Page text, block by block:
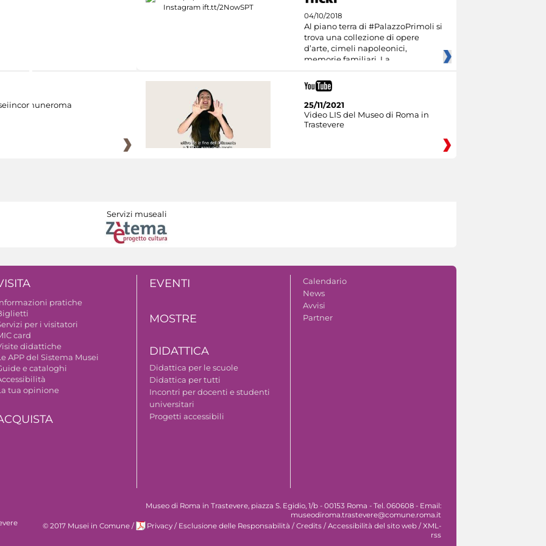
04/10/2018
Al piano terra di #PalazzoPrimoli si
trova una collezione di opere
d’arte, cimeli napoleonici,
memorie familiari. La
25/11/2021
Video LIS del Museo di Roma in
Trastevere
Servizi museali
pratiche
per i visitatori
card
didattiche
APP del Sistema Musei
e cataloghi
tua opinione
EVENTI
MOSTRE
DIDATTICA
Didattica per le scuole
Didattica per tutti
Incontri per docenti e studenti
universitari
Progetti accessibili
Calendario
News
Avvisi
Partner
Museo di Roma in Trastevere, piazza S. Egidio, 1/b - 00153 Roma - Tel. 060608 - Email:
museodiroma.trastevere@comune.roma.it
© 2017 Musei in Comune / Privacy / Esclusione delle Responsabilità / Credits / Accessibilità del sito web / XML-
rss